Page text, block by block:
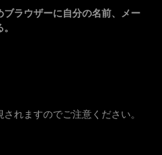
ラウザーに自分の名前、メー
れますのでご注意ください。